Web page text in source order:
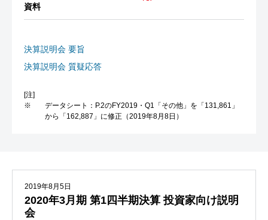
資料
決算説明会 要旨
決算説明会 質疑応答
[注]
※
データシート：P.2のFY2019・Q1「その他」を「131,861」
から「162,887」に修正（2019年8月8日）
2020年3月期 第1四半期決算 投資家向け説明
会
2019年8月5日